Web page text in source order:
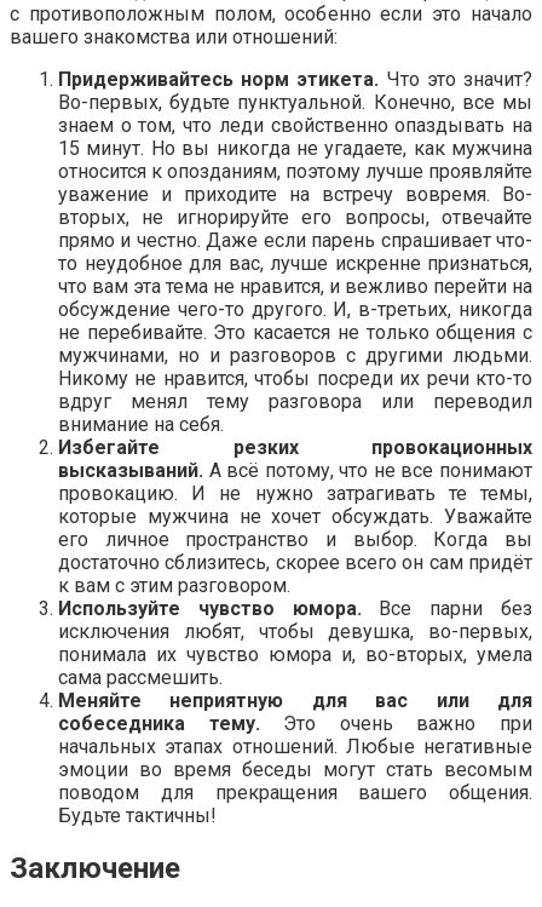
с противоположным полом, особенно если это начало
вашего знакомства или отношений:
Придерживайтесь норм этикета. Что это значит?
Во-первых, будьте пунктуальной. Конечно, все мы
знаем о том, что леди свойственно опаздывать на
15 минут. Но вы никогда не угадаете, как мужчина
относится к опозданиям, поэтому лучше проявляйте
уважение и приходите на встречу вовремя. Во-
вторых, не игнорируйте его вопросы, отвечайте
прямо и честно. Даже если парень спрашивает что-
то неудобное для вас, лучше искренне признаться,
что вам эта тема не нравится, и вежливо перейти на
обсуждение чего-то другого. И, в-третьих, никогда
не перебивайте. Это касается не только общения с
мужчинами, но и разговоров с другими людьми.
Никому не нравится, чтобы посреди их речи кто-то
вдруг менял тему разговора или переводил
внимание на себя.
Избегайте резких провокационных
высказываний. А всё потому, что не все понимают
провокацию. И не нужно затрагивать те темы,
которые мужчина не хочет обсуждать. Уважайте
его личное пространство и выбор. Когда вы
достаточно сблизитесь, скорее всего он сам придёт
к вам с этим разговором.
Используйте чувство юмора.Все парни без
исключения любят, чтобы девушка, во-первых,
понимала их чувство юмора и, во-вторых, умела
сама рассмешить.
Меняйте неприятную для вас или для
собеседника тему.Это очень важно при
начальных этапах отношений. Любые негативные
эмоции во время беседы могут стать весомым
поводом для прекращения вашего общения.
Будьте тактичны!
Заключение